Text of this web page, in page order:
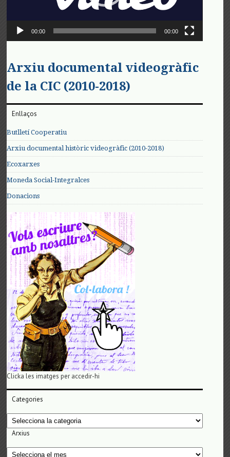
00:00 00:00
Arxiu documental videogràfic
de la CIC (2010-2018)
Enllaços
Butlletí Cooperatiu
Arxiu documental històric videogràfic (2010-2018)
Ecoxarxes
Moneda Social-Integralces
Donacions
Clicka les imatges per accedir-hi
Categories
Categories
Arxius
Arxius